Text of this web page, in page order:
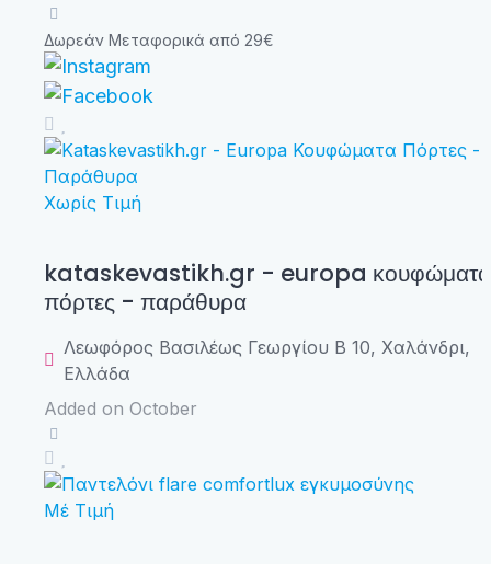
Δωρεάν Μεταφορικά από 29€
Χωρίς Τιμή
kataskevastikh.gr - europa κουφώματα
πόρτες - παράθυρα
Λεωφόρος Βασιλέως Γεωργίου B 10, Χαλάνδρι,
Ελλάδα
Added on October
Μέ Τιμή